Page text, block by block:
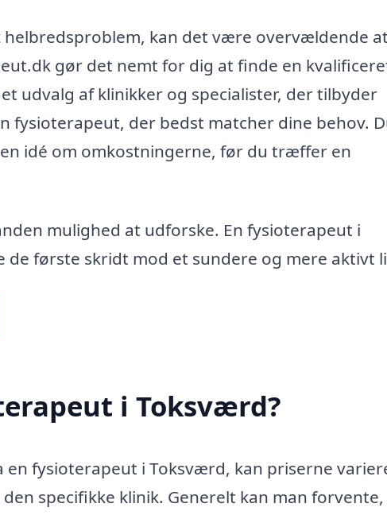
kan det være overvældende
gør det nemt for dig at finde en
udvalg af klinikker og specialister, der tilbyder
fysioterapeut, der bedst matcher dine behov.
idé om omkostningerne, før du træffer en
mulighed at udforske. En fysioterapeut i
første skridt mod et sundere og mere aktivt
i Toksværd?
fysioterapeut i Toksværd, kan priserne
specifikke klinik. Generelt kan man forvente,